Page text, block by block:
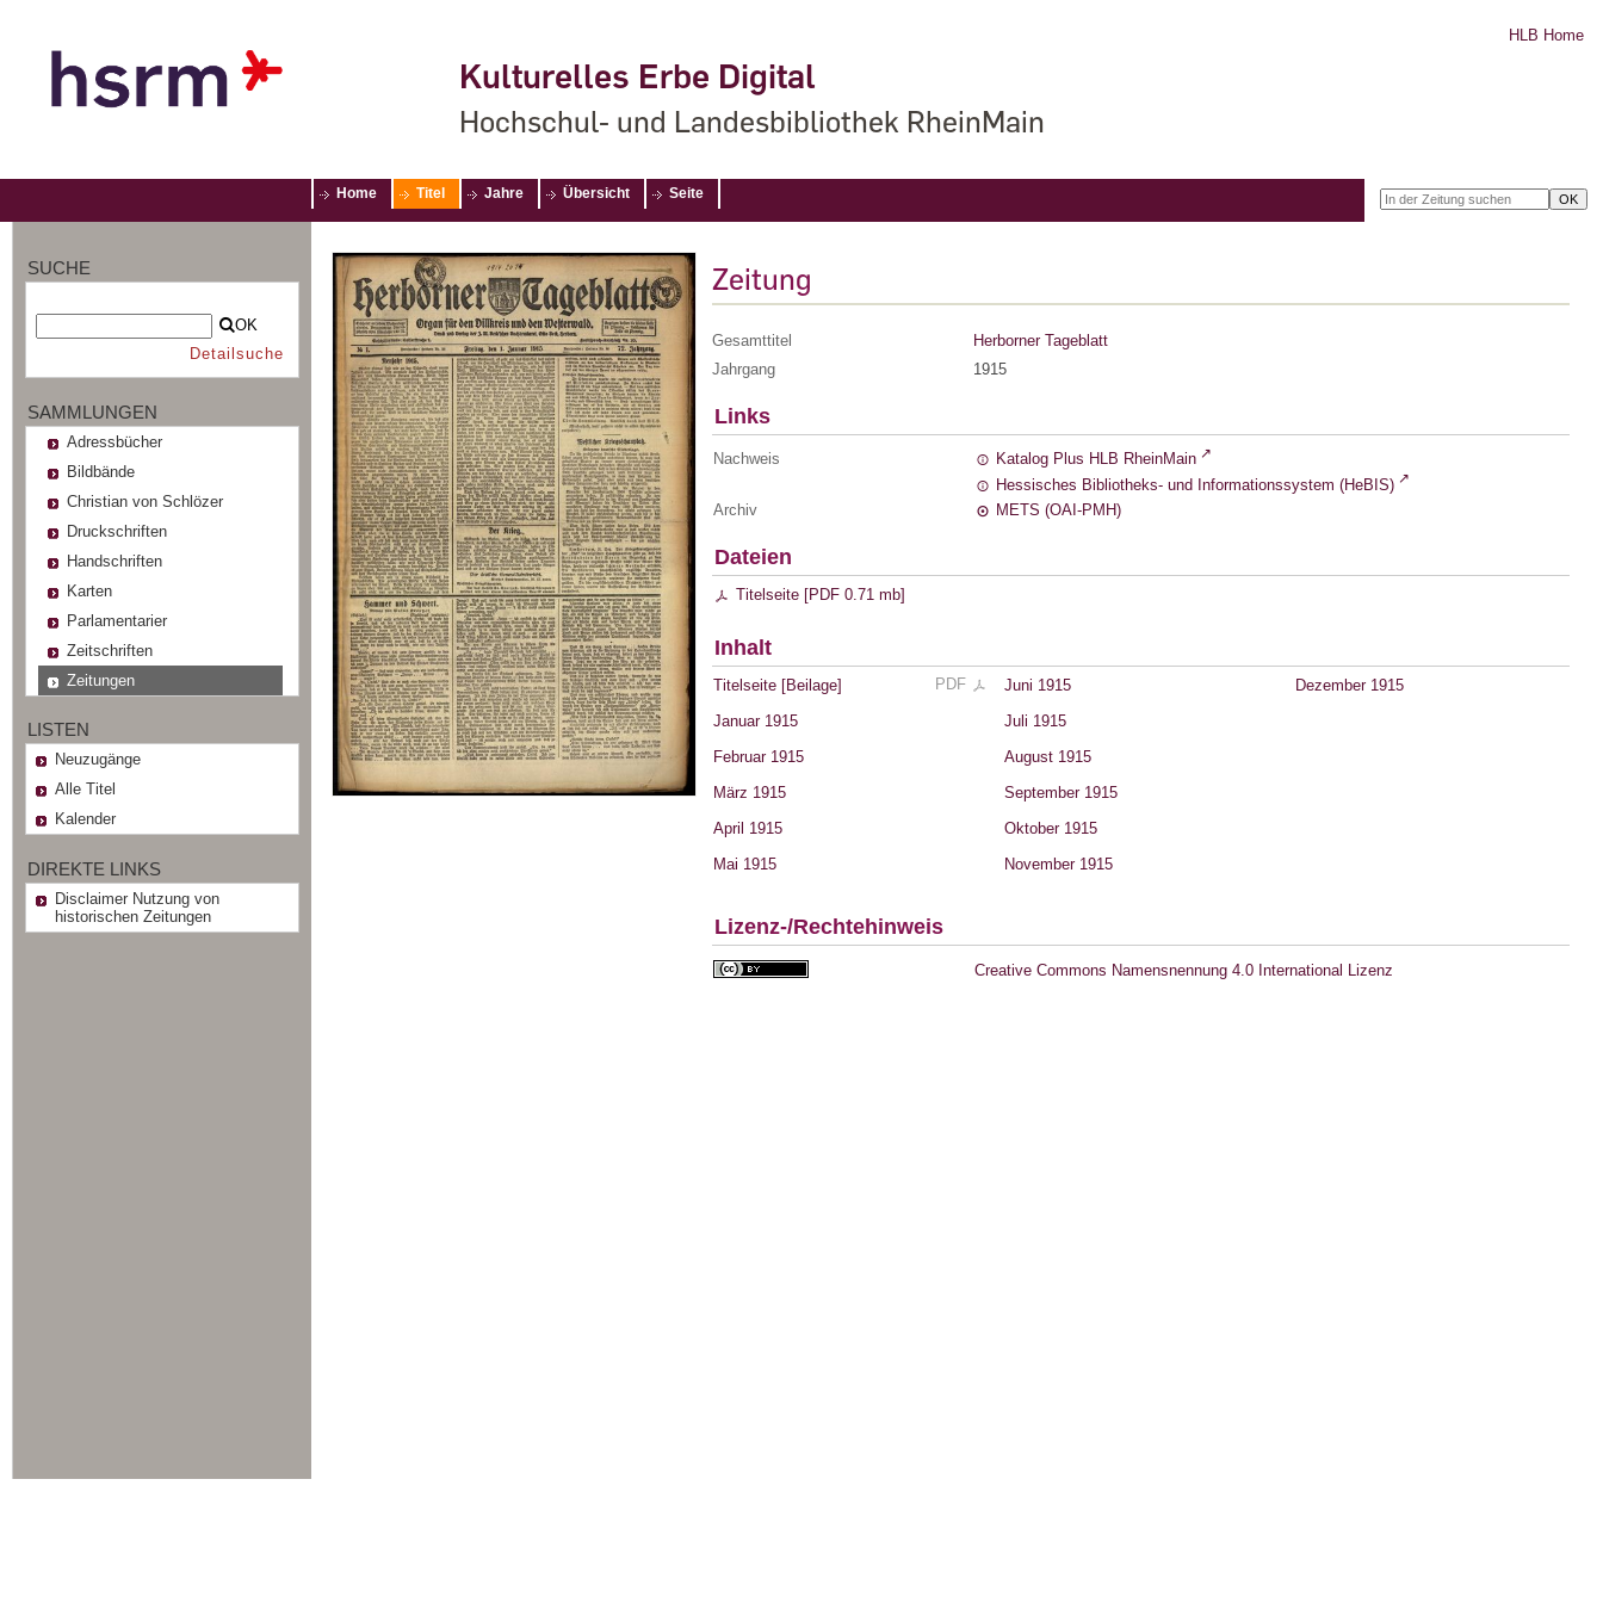
Kulturelles Erbe Digital
Hochschul- und Landesbibliothek RheinMain
HLB Home
Home Titel Jahre Übersicht Seite
SUCHE
OK
Detailsuche
SAMMLUNGEN
Adressbücher
Bildbände
Christian von Schlözer
Druckschriften
Handschriften
Karten
Parlamentarier
Zeitschriften
Zeitungen
LISTEN
Neuzugänge
Alle Titel
Kalender
DIREKTE LINKS
Disclaimer Nutzung von
historischen Zeitungen
Zeitung
Gesamttitel
Herborner Tageblatt
Jahrgang
1915
Links
Nachweis
Katalog Plus HLB RheinMain
Hessisches Bibliotheks- und Informationssystem (HeBIS)
Archiv
METS (OAI-PMH)
Dateien
Titelseite [PDF 0.71 mb]
Inhalt
PDF
Titelseite [Beilage]
Januar 1915
Februar 1915
März 1915
April 1915
Mai 1915
Juni 1915
Juli 1915
August 1915
September 1915
Oktober 1915
November 1915
Dezember 1915
Lizenz-/Rechtehinweis
Creative Commons Namensnennung 4.0 International Lizenz